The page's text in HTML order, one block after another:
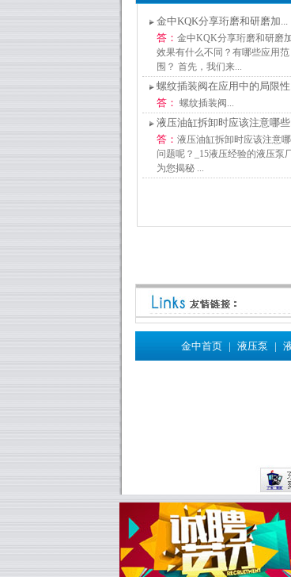
金中KQK分享珩磨和研磨加...
答： 金中KQK分享珩磨和研磨
效果有什么不同？有哪些应用范
围？ 首先，我们来...
螺纹插装阀在应用中的局限性
答： 螺纹插装阀...
液压油缸拆卸时应该注意哪些
答： 液压油缸拆卸时应该注意
问题呢？_15液压经验的液压泵
为您揭秘 ...
金中首页 | 液压泵 |